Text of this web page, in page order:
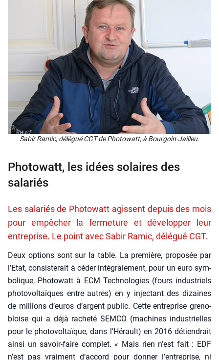
Sabir Ramic, délé­gué CGT de Pho­to­watt, à Bour­goin-Jailleu.
Photowatt, les idées solaires des
salariés
Les salariés de Photowatt agissent depuis des mois
pour empêcher la fermeture et développer leur
entreprise. Le point avec Sabir Ramic, délégué CGT.
Deux options sont sur la table. La pre­mière, pro­po­sée par
l’Etat, consis­te­rait à céder inté­gra­le­ment, pour un euro sym­
bo­lique, Pho­to­watt à ECM Tech­no­lo­gies (fours indus­triels
pho­to­vol­taïques entre autres) en y injec­tant des dizaines
de mil­lions d’euros d’argent public. Cette entre­prise gre­no­
bloise qui a déjà rache­té SEMCO (machines indus­trielles
pour le pho­to­vol­taïque, dans l’Hérault) en 2016 détien­drait
ain­si un savoir-faire com­plet. « Mais rien n’est fait : EDF
n’est pas vrai­ment d’accord pour don­ner l’entreprise, ni